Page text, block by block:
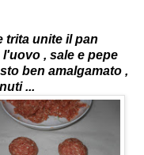
trita unite il pan
, sale e pepe
ben amalgamato ,
...